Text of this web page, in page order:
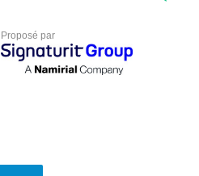
Proposé par